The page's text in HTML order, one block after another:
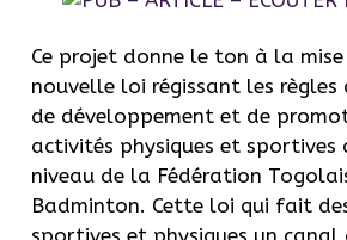
Ce projet donne le ton à la
nouvelle loi régissant les règles
de développement et de
activités physiques et sportives
niveau de la Fédération
Badminton. Cette loi qui fait
sportives et physiques un canal